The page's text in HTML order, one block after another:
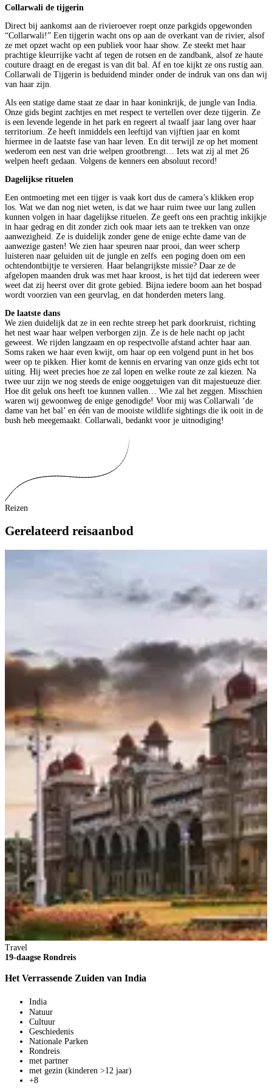
Collarwali de tijgerin
Direct bij aankomst aan de rivieroever roept onze parkgids opgewonden
“Collarwali!” Een tijgerin wacht ons op aan de overkant van de rivier, alsof
ze met opzet wacht op een publiek voor haar show. Ze steekt met haar
prachtige kleurrijke vacht af tegen de rotsen en de zandbank, alsof ze haute
couture draagt en de eregast is van dit bal. Af en toe kijkt ze ons rustig aan.
Collarwali de Tijgerin is beduidend minder onder de indruk van ons dan wij
van haar zijn.
Als een statige dame staat ze daar in haar koninkrijk, de jungle van India.
Onze gids begint zachtjes en met respect te vertellen over deze tijgerin. Ze
is een levende legende in het park en regeert al twaalf jaar lang over haar
territorium. Ze heeft inmiddels een leeftijd van vijftien jaar en komt
hiermee in de laatste fase van haar leven. En dit terwijl ze op het moment
wederom een nest van drie welpen grootbrengt… Iets wat zij al met 26
welpen heeft gedaan. Volgens de kenners een absoluut record!
Dagelijkse rituelen
Een ontmoeting met een tijger is vaak kort dus de camera’s klikken erop
los. Wat we dan nog niet weten, is dat we haar ruim twee uur lang zullen
kunnen volgen in haar dagelijkse rituelen. Ze geeft ons een prachtig inkijkje
in haar gedrag en dit zonder zich ook maar iets aan te trekken van onze
aanwezigheid. Ze is duidelijk zonder gene de enige echte dame van de
aanwezige gasten! We zien haar speuren naar prooi, dan weer scherp
luisteren naar geluiden uit de jungle en zelfs een poging doen om een
ochtendontbijtje te versieren. Haar belangrijkste missie? Daar ze de
afgelopen maanden druk was met haar kroost, is het tijd dat iedereen weer
weet dat zij heerst over dit grote gebied. Bijna iedere boom aan het bospad
wordt voorzien van een geurvlag, en dat honderden meters lang.
De laatste dans
We zien duidelijk dat ze in een rechte streep het park doorkruist, richting
het nest waar haar welpen verborgen zijn. Ze is de hele nacht op jacht
geweest. We rijden langzaam en op respectvolle afstand achter haar aan.
Soms raken we haar even kwijt, om haar op een volgend punt in het bos
weer op te pikken. Hier komt de kennis en ervaring van onze gids echt tot
uiting. Hij weet precies hoe ze zal lopen en welke route ze zal kiezen. Na
twee uur zijn we nog steeds de enige ooggetuigen van dit majestueuze dier.
Hoe dit geluk ons heeft toe kunnen vallen… Wie zal het zeggen. Misschien
waren wij gewoonweg de enige genodigde! Voor mij was Collarwali ‘de
dame van het bal’ en één van de mooiste wildlife sightings die ik ooit in de
bush heb meegemaakt. Collarwali, bedankt voor je uitnodiging!
Reizen
Gerelateerd reisaanbod
Travel
19-daagse Rondreis
Het Verrassende Zuiden van India
India
Natuur
Cultuur
Geschiedenis
Nationale Parken
Rondreis
met partner
met gezin (kinderen >12 jaar)
+8